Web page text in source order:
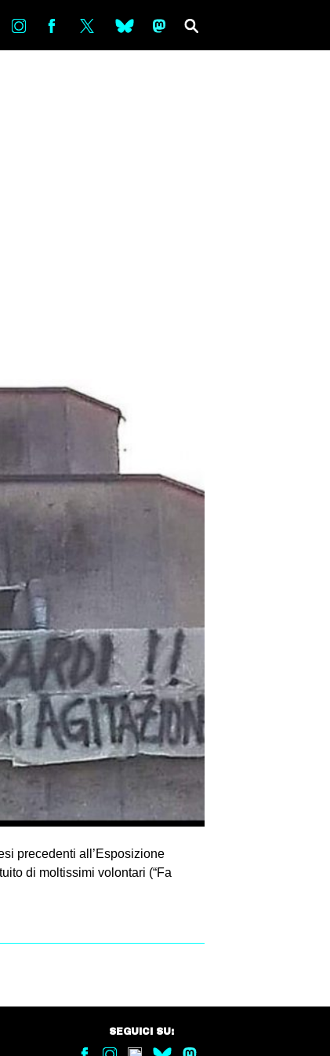
in bsky ms
precedenti all’Esposizione
di moltissimi volontari (“Fa
SEGUICI SU: